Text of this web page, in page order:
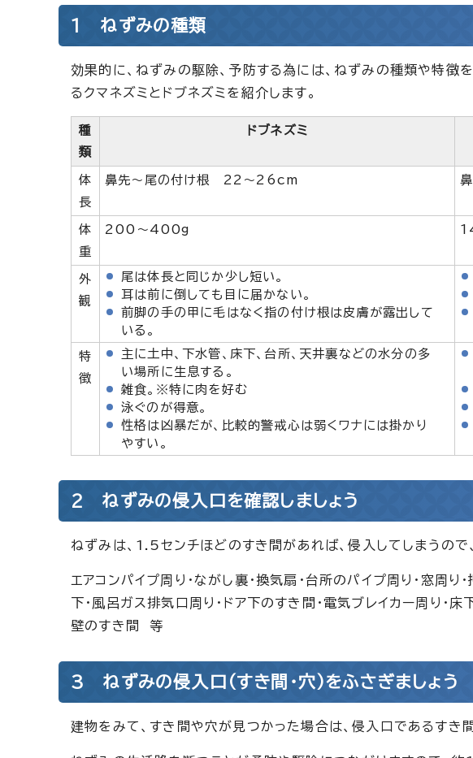
1 ねずみの種類
効果的に、ねずみの駆除、予防する為には、ねずみの種類や特徴
るクマネズミとドブネズミを紹介します。
種
類
ドブネズミ
体
長
鼻先～尾の付け根 22～26cm
体
重
200～400g
外
観
尾は体長と同じか少し短い。
耳は前に倒しても目に届かない。
前脚の手の甲に毛はなく指の付け根は皮膚が露出して
いる。
特
徴
主に土中、下水管、床下、台所、天井裏などの水分の多
い場所に生息する。
雑食。※特に肉を好む
泳ぐのが得意。
性格は凶暴だが、比較的警戒心は弱くワナには掛かり
やすい。
2 ねずみの侵入口を確認しましょう
ねずみは、1.5センチほどのすき間があれば、侵入してしまうので
エアコンパイプ周り・ながし裏・換気扇・台所のパイプ周り・窓周
下・風呂ガス排気口周り・ドア下のすき間・電気ブレイカー周り・
壁のすき間 等
3 ねずみの侵入口（すき間・穴）をふさぎましょう
建物をみて、すき間や穴が見つかった場合は、侵入口であるすき